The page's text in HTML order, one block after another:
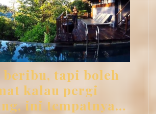
beribu, tapi boleh
kalau pergi
ini tempatnya…